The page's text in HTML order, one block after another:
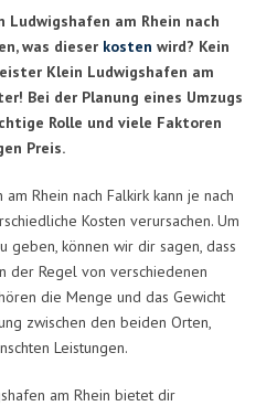
Ludwigshafen am Rhein nach
was dieser kosten wird? Kein
Klein Ludwigshafen am
Bei der Planung eines Umzugs
Rolle und viele Faktoren
Preis.
Rhein nach Falkirk kann je nach
Kosten verursachen. Um
können wir dir sagen, dass
der Regel von verschiedenen
die Menge und das Gewicht
zwischen den beiden Orten,
Leistungen.
am Rhein bietet dir